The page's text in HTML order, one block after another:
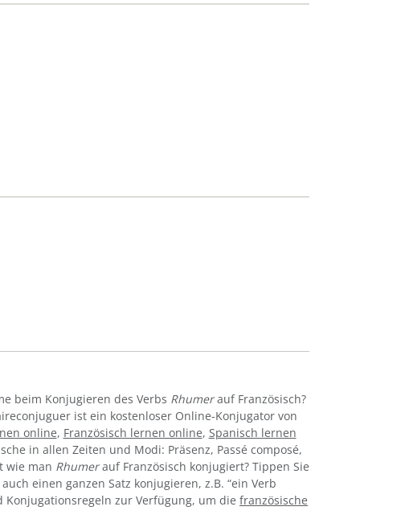
beim Konjugieren des Verbs Rhumerauf Französisch?
ist ein kostenloser Online-Konjugator von
online, Französisch lernen online, Spanisch lernen
in allen Zeiten und Modi: Präsenz, Passé composé,
wie man Rhumerauf Französisch konjugiert? Tippen Sie
einen ganzen Satz konjugieren, z.B. “ein Verb
Konjugationsregeln zur Verfügung, um die französische